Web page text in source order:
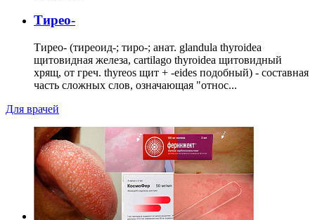
Тирео-
Тирео- (тиреоид-; тиро-; анат. glandula thyroidea
щитовидная железа, cartilago thyroidea щитовидный
хрящ, от греч. thyreos щит + -eides подобный) - составная
часть сложных слов, означающая "относ...
Для врачей